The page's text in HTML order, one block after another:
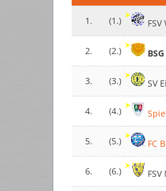
1. (1.)
2. (2.)
3. (3.) SV
4. (4.)
5. (5.) FC
6. (6.)